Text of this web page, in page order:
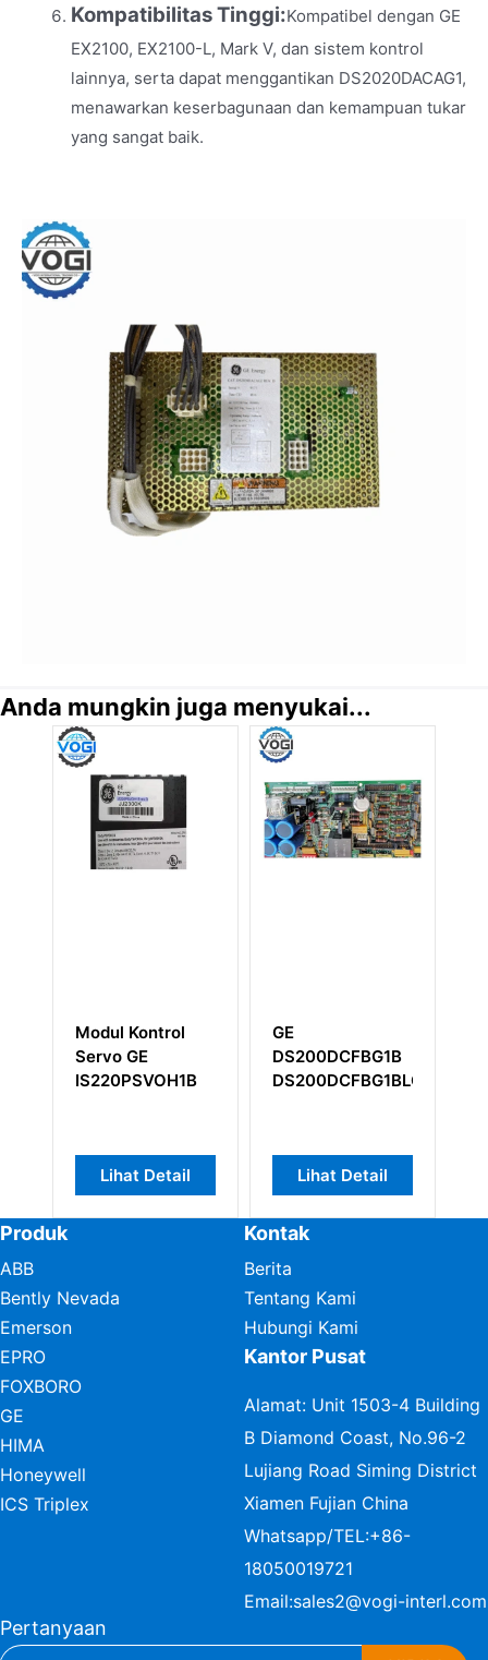
Kompatibilitas Tinggi:Kompatibel dengan GE
EX2100, EX2100-L, Mark V, dan sistem kontrol
lainnya, serta dapat menggantikan DS2020DACAG1,
menawarkan keserbagunaan dan kemampuan tukar
yang sangat baik.
Anda mungkin juga menyukai...
Modul Kontrol
Servo GE
IS220PSVOH1B
Lihat Detail
GE
DS200DCFBG1B
DS200DCFBG1BLC
Lihat Detail
Produk
ABB
Bently Nevada
Emerson
EPRO
FOXBORO
GE
HIMA
Honeywell
ICS Triplex
Kontak
Berita
Tentang Kami
Hubungi Kami
Kantor Pusat
Alamat: Unit 1503-4 Building
B Diamond Coast, No.96-2
Lujiang Road Siming District
Xiamen Fujian China
Whatsapp/TEL:+86-
18050019721
Email:sales2@vogi-interl.com
Pertanyaan